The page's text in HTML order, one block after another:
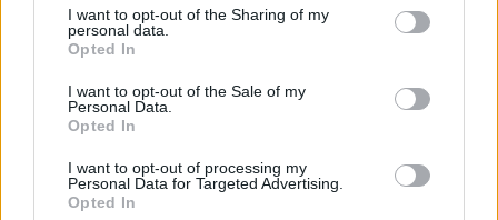
not limited to your visit or usage behaviour. You may click to
grant or deny consent to Google and its third-party tags to
use your data for below specified purposes in below Google
consent section.
I want to opt-out of the Sharing of my
personal data.
Opted In
I want to opt-out of the Sale of my
Personal Data.
Opted In
I want to opt-out of processing my
Personal Data for Targeted Advertising.
Opted In
EZER FORINT IS LEHET A LAKBÉR GYŐRBEN
2022. Április. 29. 12:00
2022-BEN TOVÁBB NŐHETNEK A BUDAPESTI
ALBÉRLETÁRAK
2022. január. 12. 06:23
Véget érhet az olcsó lakások kora.